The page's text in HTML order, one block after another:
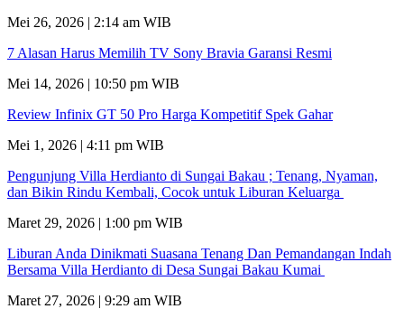
Mei 26, 2026 | 2:14 am WIB
7 Alasan Harus Memilih TV Sony Bravia Garansi Resmi
Mei 14, 2026 | 10:50 pm WIB
Review Infinix GT 50 Pro Harga Kompetitif Spek Gahar
Mei 1, 2026 | 4:11 pm WIB
Pengunjung Villa Herdianto di Sungai Bakau ; Tenang, Nyaman,
dan Bikin Rindu Kembali, Cocok untuk Liburan Keluarga
Maret 29, 2026 | 1:00 pm WIB
Liburan Anda Dinikmati Suasana Tenang Dan Pemandangan Indah
Bersama Villa Herdianto di Desa Sungai Bakau Kumai
Maret 27, 2026 | 9:29 am WIB